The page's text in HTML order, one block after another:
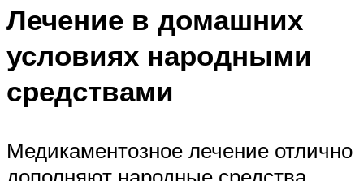
Лечение в домашних
условиях народными
средствами
Медикаментозное лечение отлично